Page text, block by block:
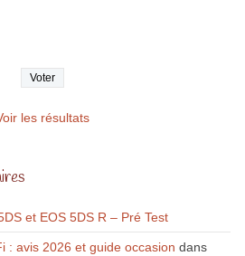
les résultats
et EOS 5DS R – Pré Test
: avis 2026 et guide occasion dans